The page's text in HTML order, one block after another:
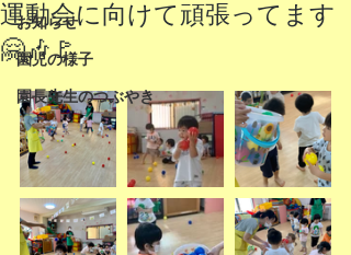
お知らせ
園児の様子
園長先生のつぶやき
運動会に向けて頑張ってます
🤗🎶🚩